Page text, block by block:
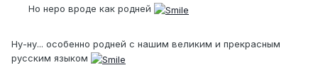
Но неро вроде как родней
Ну-ну... особенно родней с нашим великим и прекрасным
русским языком